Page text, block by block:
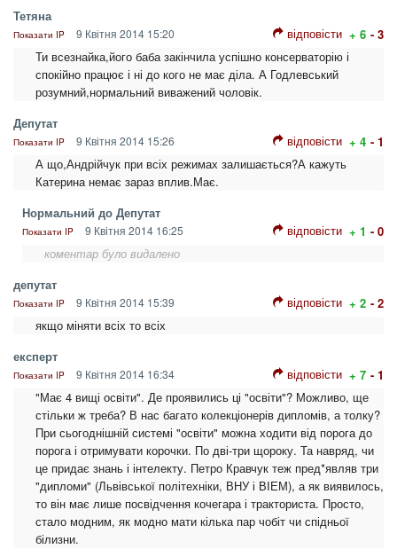
Тетяна
Показати IP 9 Квітня 2014 15:20 відповісти + 6 - 3
Ти всезнайка,його баба закінчила успішно консерваторію і
спокійно працює і ні до кого не має діла. А Годлевський
розумний,нормальний виважений чоловік.
Депутат
Показати IP 9 Квітня 2014 15:26 відповісти + 4 - 1
А що,Андрійчук при всіх режимах залишається?А кажуть
Катерина немає зараз вплив.Має.
Нормальний до Депутат
Показати IP 9 Квітня 2014 16:25 відповісти + 1 - 0
коментар було видалено
депутат
Показати IP 9 Квітня 2014 15:39 відповісти + 2 - 2
якщо міняти всіх то всіх
експерт
Показати IP 9 Квітня 2014 16:34 відповісти + 7 - 1
"Має 4 вищі освіти". Де проявились ці "освіти"? Можливо, ще
стільки ж треба? В нас багато колекціонерів дипломів, а толку?
При сьогоднішній системі "освіти" можна ходити від порога до
порога і отримувати корочки. По дві-три щороку. Та навряд, чи
це придає знань і інтелекту. Петро Кравчук теж пред*являв три
"дипломи" (Львівської політехніки, ВНУ і ВІЕМ), а як виявилось,
то він має лише посвідчення кочегара і тракториста. Просто,
стало модним, як модно мати кілька пар чобіт чи спідньої
білизни.